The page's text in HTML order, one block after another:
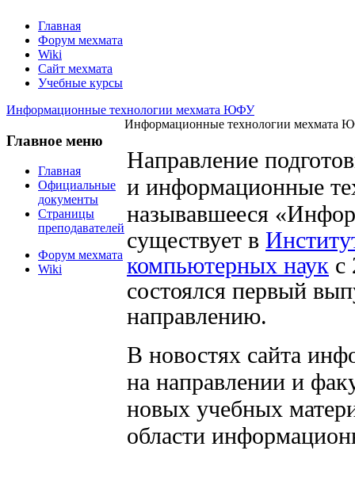
Главная
Форум мехмата
Wiki
Сайт мехмата
Учебные курсы
Информационные технологии мехмата ЮФУ
Главное меню
Главная
Официальные
документы
Страницы
преподавателей
Форум мехмата
Wiki
Информационные технологии мехмата
Направление
и информационные
называвшееся
существует в
компьютерных наук с
состоялся первый
направлению.
В новостях сайта
на направлении и
новых учебных
области